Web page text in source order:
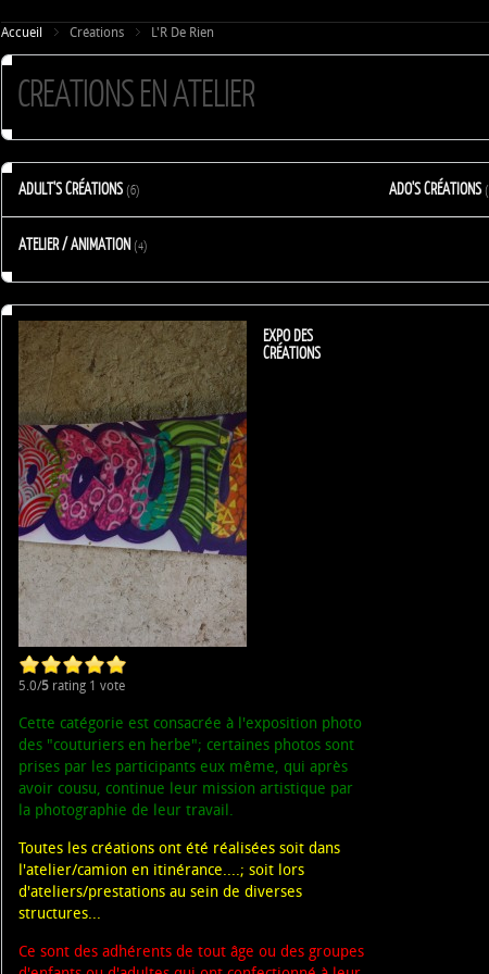
Accueil Créations L'R De Rien
CREATIONS EN ATELIER
ADULT'S CRÉATIONS (6) ADO'S CRÉATIONS
ATELIER / ANIMATION (4)
EXPO DES
CRÉATIONS
5.0/5 rating 1 vote
Cette catégorie est consacrée à l'exposition photo
des "couturiers en herbe"; certaines photos sont
prises par les participants eux même, qui après
avoir cousu, continue leur mission artistique par
la photographie de leur travail.
Toutes les créations ont été réalisées soit dans
l'atelier/camion en itinérance....; soit lors
d'ateliers/prestations au sein de diverses
structures...
Ce sont des adhérents de tout âge ou des groupes